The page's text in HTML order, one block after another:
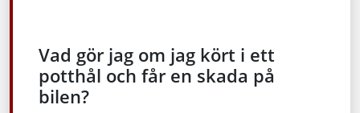
Vad gör jag om jag kört i ett
potthål och får en skada på
bilen?